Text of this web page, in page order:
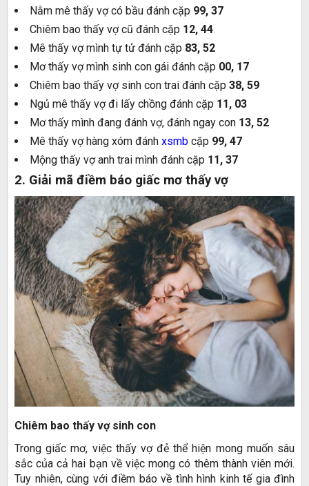
Nằm mê thấy vợ có bầu đánh cặp 99, 37
Chiêm bao thấy vợ cũ đánh cặp 12, 44
Mê thấy vợ mình tự tử đánh cặp 83, 52
Mơ thấy vợ mình sinh con gái đánh cặp 00, 17
Chiêm bao thấy vợ sinh con trai đánh cặp 38, 59
Ngủ mê thấy vợ đi lấy chồng đánh cặp 11, 03
Mơ thấy mình đang đánh vợ, đánh ngay con 13, 52
Mê thấy vợ hàng xóm đánh xsmb cặp 99, 47
Mộng thấy vợ anh trai mình đánh cặp 11, 37
2. Giải mã điềm báo giấc mơ thấy vợ
Chiêm bao thấy vợ sinh con
Trong giấc mơ, việc thấy vợ đẻ thể hiện mong muốn sâu
sắc của cả hai bạn về việc mong có thêm thành viên mới.
Tuy nhiên, cùng với điềm báo về tình hình kinh tế gia đình